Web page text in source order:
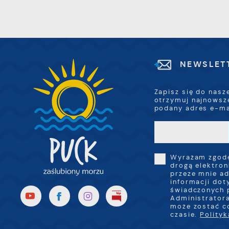
Zapisz się do
otrzymuj
podany adres e-
Wyrażam
drogą
przeze mnie
informacji
świadczonych
Administratora
może zostać
czasie.